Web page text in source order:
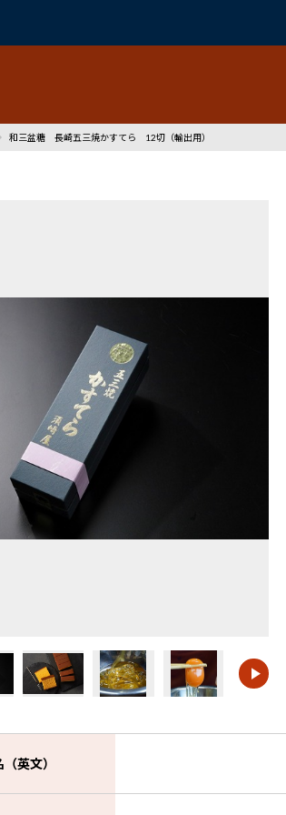
和三盆糖 長崎五三焼かすてら 12切（輸出用）
英文）